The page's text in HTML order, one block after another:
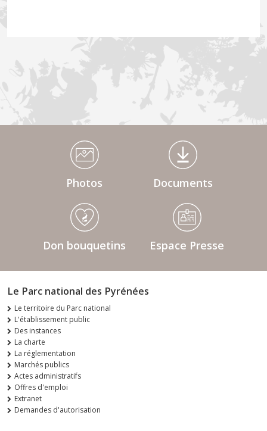
Médiathèque Footer
Photos Documents
Don bouquetins Espace Presse
Le Parc national des Pyrénées
Le territoire du Parc national
L'établissement public
Des instances
La charte
La réglementation
Marchés publics
Actes administratifs
Offres d'emploi
Extranet
Demandes d'autorisation